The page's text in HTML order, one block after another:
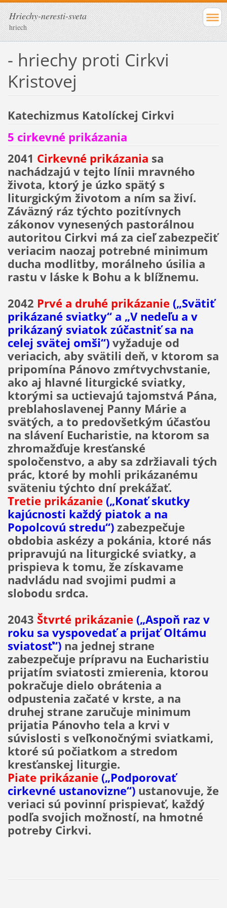
Hriechy-neresti-sveta
hriech
- hriechy proti Cirkvi
Kristovej
Katechizmus Katolíckej Cirkvi
5 cirkevné prikázania
2041 Cirkevné prikázania sa
nachádzajú v tejto línii mravného
života, ktorý je úzko spätý s
liturgickým životom a ním sa živí.
Záväzný ráz týchto pozitívnych
zákonov vynesených pastorálnou
autoritou Cirkvi má za cieľ zabezpečiť
veriacim naozaj potrebné minimum
ducha modlitby, morálneho úsilia a
rastu v láske k Bohu a k blížnemu.
2042 Prvé a druhé prikázanie („Svätiť
prikázané sviatky“ a „V nedeľu a v
prikázaný sviatok zúčastniť sa na
celej svätej omši“)vyžaduje od
veriacich, aby svätili deň, v ktorom sa
pripomína Pánovo zmŕtvychvstanie,
ako aj hlavné liturgické sviatky,
ktorými sa uctievajú tajomstvá Pána,
preblahoslavenej Panny Márie a
svätých, a to predovšetkým účasťou
na slávení Eucharistie, na ktorom sa
zhromažďuje kresťanské
spoločenstvo, a aby sa zdržiavali tých
prác, ktoré by mohli prikázanému
sväteniu týchto dní prekážať.
Tretie prikázanie („Konať skutky
kajúcnosti každý piatok a na
Popolcovú stredu“)zabezpečuje
obdobia askézy a pokánia, ktoré nás
pripravujú na liturgické sviatky, a
prispieva k tomu, že získavame
nadvládu nad svojimi pudmi a
slobodu srdca.
2043 Štvrté prikázanie („Aspoň raz v
roku sa vyspovedať a prijať Oltámu
sviatosť“) na jednej strane
zabezpečuje prípravu na Eucharistiu
prijatím sviatosti zmierenia, ktorou
pokračuje dielo obrátenia a
odpustenia začaté v krste, a na
druhej strane zaručuje minimum
prijatia Pánovho tela a krvi v
súvislosti s veľkonočnými sviatkami,
ktoré sú počiatkom a stredom
kresťanskej liturgie.
Piate prikázanie („Podporovať
cirkevné ustanovizne“) ustanovuje, že
veriaci sú povinní prispievať, každý
podľa svojich možností, na hmotné
potreby Cirkvi.